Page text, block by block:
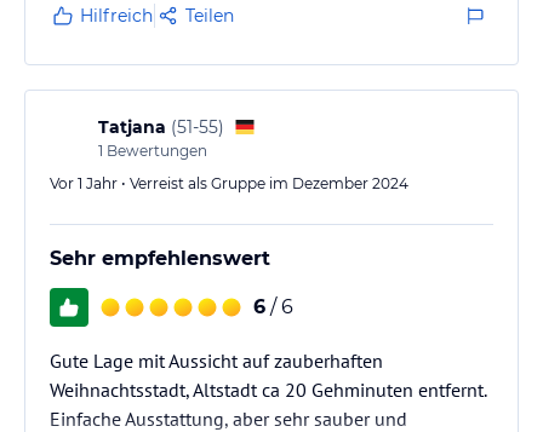
Hilfreich Teilen
Tatjana (51-55)
1 Bewertungen
Vor 1 Jahr • Verreist als Gruppe im Dezember 2024
Sehr empfehlenswert
6 / 6
Gute Lage mit Aussicht auf zauberhaften
Weihnachtsstadt, Altstadt ca 20 Gehminuten entfernt.
Einfache Ausstattung, aber sehr sauber und